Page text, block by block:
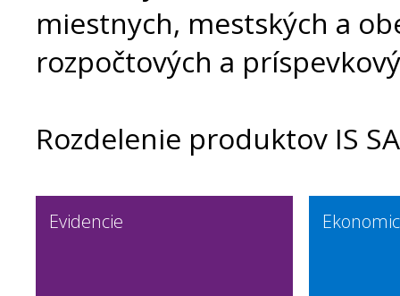
miestnych, mestských a
rozpočtových a
Rozdelenie produktov IS
Evidencie